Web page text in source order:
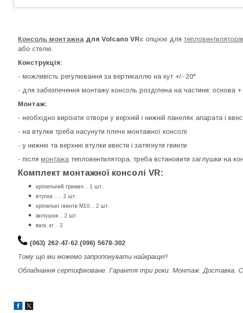
Консоль монтажна для Volcano VRє опцією для тепловентиляторів
або стелю.
Конструкція:
- можливість регулювання за вертикаллю на кут +/- 20°
- для забезпечення монтажу консоль розділена на частини: основа
Монтаж:
- необхідно вирізати отвори у верхній і нижній панелях апарата і
- на втулки треба насунути плече монтажної консолі
- у нижню та верхню втулки ввести і затягнути гвинти
- після монтажа тепловентилятора, треба встановити заглушки на
Комплект монтажної консолі VR:
кріпильний тримач... 1 шт.
втулки ..... 2 шт.
кріпильні гвинти M10... 2 шт.
заглушки... 2 шт.
вага, кг... 3
(063) 262-47-62 (096) 5678-302
Тому що ми можемо запропонувати найкраще!!
Обладнання сертифіковане. Гарантія три роки. Монтаж. Доставка.